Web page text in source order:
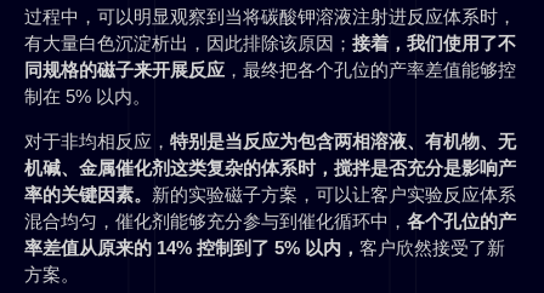
过程中，可以明显观察到当将碳酸钾溶液注射进反应体系时，
有大量白色沉淀析出，因此排除该原因； 接着，我们使用了不
同规格的磁子来开展反应 ，最终把各个孔位的产率差值能够控
制在 5% 以内。
对于非均相反应， 特别是当反应为包含两相溶液、有机物、无
机碱、金属催化剂这类复杂的体系时，搅拌是否充分是影响产
率的关键因素。 新的实验磁子方案，可以让客户实验反应体系
混合均匀，催化剂能够充分参与到催化循环中， 各个孔位的产
率差值从原来的 14% 控制到了 5% 以内， 客户欣然接受了新
方案。